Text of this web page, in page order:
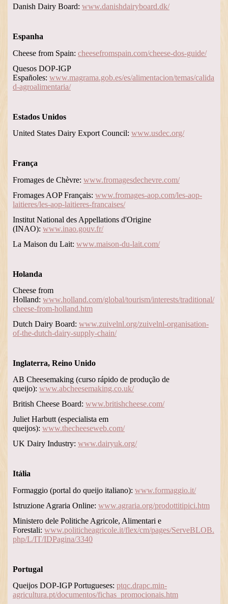
Danish Dairy Board: www.danishdairyboard.dk/
Espanha
Cheese from Spain: cheesefromspain.com/cheese-dos-guide/
Quesos DOP-IGP
Españoles: www.magrama.gob.es/es/alimentacion/temas/calida
d-agroalimentaria/
Estados Unidos
United States Dairy Export Council: www.usdec.org/
França
Fromages de Chèvre: www.fromagesdechevre.com/
Fromages AOP Français: www.fromages-aop.com/les-aop-
laitieres/les-aop-laitieres-francaises/
Institut National des Appellations d'Origine
(INAO): www.inao.gouv.fr/
La Maison du Lait: www.maison-du-lait.com/
Holanda
Cheese from
Holland: www.holland.com/global/tourism/interests/traditional/
cheese-from-holland.htm
Dutch Dairy Board: www.zuivelnl.org/zuivelnl-organisation-
of-the-dutch-dairy-supply-chain/
Inglaterra, Reino Unido
AB Cheesemaking (curso rápido de produção de
queijo): www.abcheesemaking.co.uk/
British Cheese Board: www.britishcheese.com/
Juliet Harbutt (especialista em
queijos): www.thecheeseweb.com/
UK Dairy Industry: www.dairyuk.org/
Itália
Formaggio (portal do queijo italiano): www.formaggio.it/
Istruzione Agraria Online: www.agraria.org/prodottitipici.htm
Ministero dele Politiche Agricole, Alimentari e
Forestali: www.politicheagricole.it/flex/cm/pages/ServeBLOB.
php/L/IT/IDPagina/3340
Portugal
Queijos DOP-IGP Portugueses: ptqc.drapc.min-
agricultura.pt/documentos/fichas_promocionais.htm